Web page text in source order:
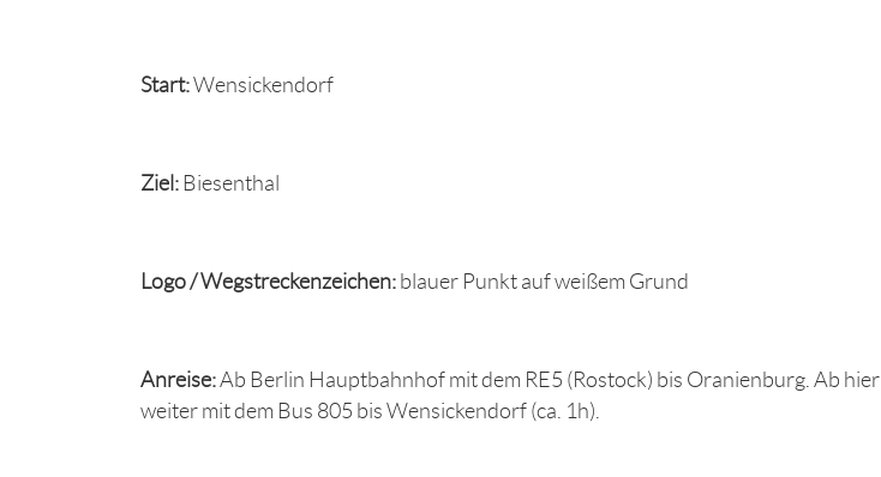
Start:Wensickendorf
Ziel: Biesenthal
Logo / Wegstreckenzeichen: blauer Punkt auf weißem Grund
Anreise:Ab Berlin Hauptbahnhof mit dem RE5 (Rostock) bis Oranienburg. Ab hier
weiter mit dem Bus 805 bis Wensickendorf (ca. 1h).